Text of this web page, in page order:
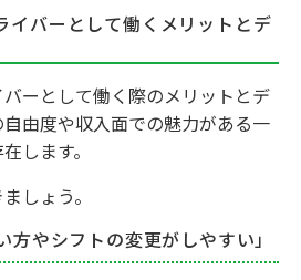
イバーとして働くメリットとデ
ーとして働く際のメリットとデ
由度や収入面での魅力がある一
します。
しょう。
方やシフトの変更がしやすい」